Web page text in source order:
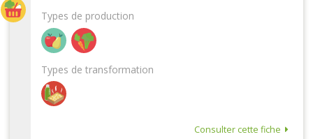
Types de production
Types de transformation
Consulter cette fiche